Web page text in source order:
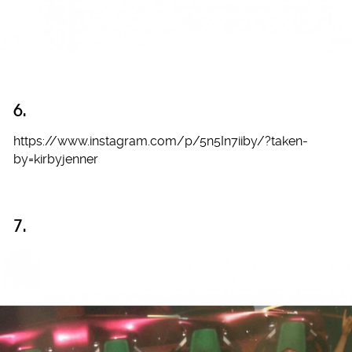
6.
https://www.instagram.com/p/5n5In7iiby/?taken-
by=kirbyjenner
7.